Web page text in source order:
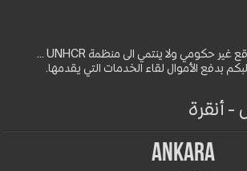
بوابة اللجوء والهجرة موقع غير حكومي ولا ينتمي الى منظمة UNHCR ...
بدفع الأموال لقاء الخدمات التي يقدمها.
أنقرة
Ankara